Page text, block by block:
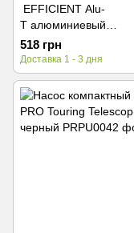
EFFICIENT Alu-
T алюминиевый
серебристый
518 грн
Доставка 1 - 3 дня